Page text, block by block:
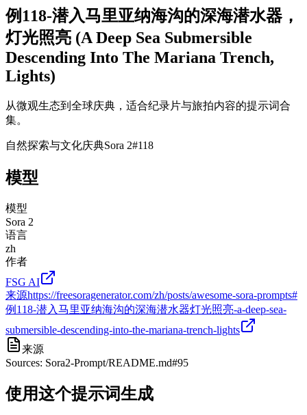
例118-潜入马里亚纳海沟的深海潜水器，
灯光照亮 (A Deep Sea Submersible
Descending Into The Mariana Trench,
Lights)
从微观生态到全球庆典，适合纪录片与旅拍内容的提示词合
集。
自然探索与文化庆典Sora 2#118
模型
模型
Sora 2
语言
zh
作者
FSG AI
来源https://freesoragenerator.com/zh/posts/awesome-sora-prompts#
例118-潜入马里亚纳海沟的深海潜水器灯光照亮-a-deep-sea-
submersible-descending-into-the-mariana-trench-lights
来源
Sources: Sora2-Prompt/README.md#95
使用这个提示词生成